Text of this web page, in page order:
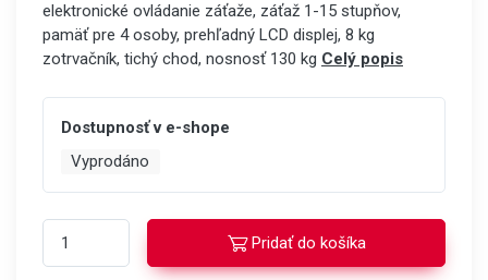
elektronické ovládanie záťaže, záťaž 1-15 stupňov,
pamäť pre 4 osoby, prehľadný LCD displej, 8 kg
zotrvačník, tichý chod, nosnosť 130 kg Celý popis
Dostupnosť v e-shope
Vyprodáno
Pridať do košíka